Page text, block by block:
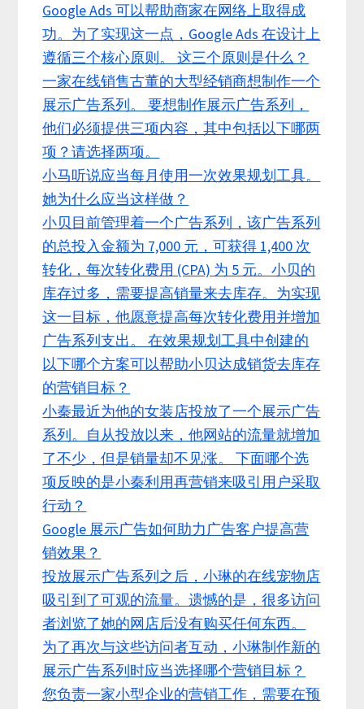
Google Ads 可以帮助商家在网络上取得成
功。为了实现这一点，Google Ads 在设计上
遵循三个核心原则。 这三个原则是什么？
一家在线销售古董的大型经销商想制作一个
展示广告系列。 要想制作展示广告系列，
他们必须提供三项内容，其中包括以下哪两
项？请选择两项。
小马听说应当每月使用一次效果规划工具。
她为什么应当这样做？
小贝目前管理着一个广告系列，该广告系列
的总投入金额为 7,000 元，可获得 1,400 次
转化，每次转化费用 (CPA) 为 5 元。小贝的
库存过多，需要提高销量来去库存。为实现
这一目标，他愿意提高每次转化费用并增加
广告系列支出。 在效果规划工具中创建的
以下哪个方案可以帮助小贝达成销货去库存
的营销目标？
小秦最近为他的女装店投放了一个展示广告
系列。自从投放以来，他网站的流量就增加
了不少，但是销量却不见涨。 下面哪个选
项反映的是小秦利用再营销来吸引用户采取
行动？
Google 展示广告如何助力广告客户提高营
销效果？
投放展示广告系列之后，小琳的在线宠物店
吸引到了可观的流量。遗憾的是，很多访问
者浏览了她的网店后没有购买任何东西。
为了再次与这些访问者互动，小琳制作新的
展示广告系列时应当选择哪个营销目标？
您负责一家小型企业的营销工作，需要在预